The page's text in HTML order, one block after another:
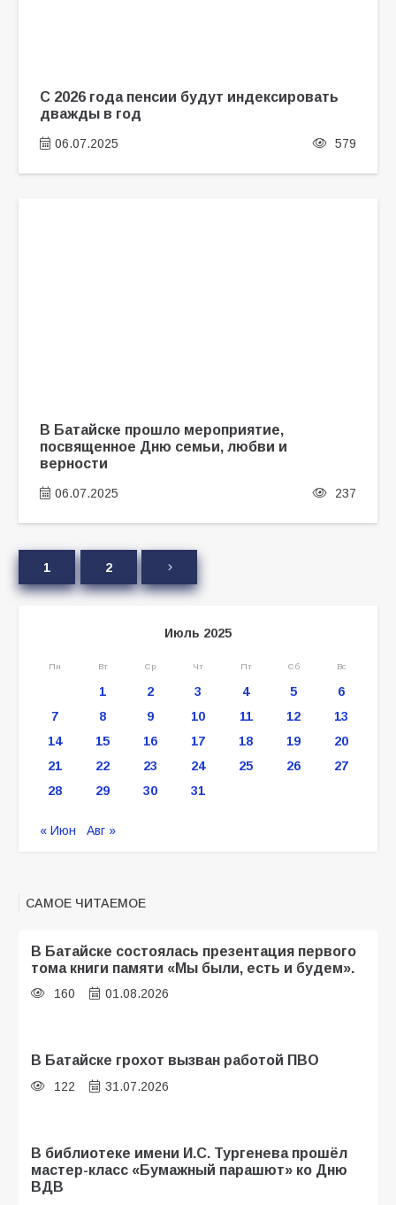
С 2026 года пенсии будут индексировать
дважды в год
06.07.2025 579
В Батайске прошло мероприятие,
посвященное Дню семьи, любви и
верности
06.07.2025 237
1 2
Июль 2025
Пн Вт Ср Чт Пт Сб Вс
1 2 3 4 5
6
7
8 9 10 11 12
13
14
15 16 17 18 19
20
21
22 23 24 25 26
27
28
29 30 31
« Июн Авг »
САМОЕ ЧИТАЕМОЕ
В Батайске состоялась презентация первого
тома книги памяти «Мы были, есть и будем».
160 01.08.2026
В Батайске грохот вызван работой ПВО
122 31.07.2026
В библиотеке имени И.С. Тургенева прошёл
мастер-класс «Бумажный парашют» ко Дню
ВДВ